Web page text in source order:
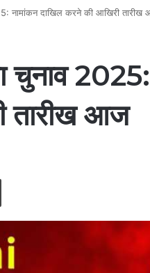
नामांकन दाखिल करने की आखिरी तारीख
चुनाव
तारीख आज
Print